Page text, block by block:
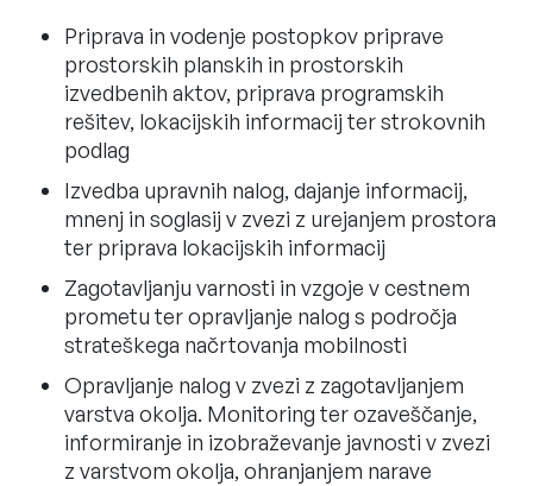
Priprava in vodenje postopkov priprave
prostorskih planskih in prostorskih
izvedbenih aktov, priprava programskih
rešitev, lokacijskih informacij ter strokovnih
podlag
Izvedba upravnih nalog, dajanje informacij,
mnenj in soglasij v zvezi z urejanjem prostora
ter priprava lokacijskih informacij
Zagotavljanju varnosti in vzgoje v cestnem
prometu ter opravljanje nalog s področja
strateškega načrtovanja mobilnosti
Opravljanje nalog v zvezi z zagotavljanjem
varstva okolja. Monitoring ter ozaveščanje,
informiranje in izobraževanje javnosti v zvezi
z varstvom okolja, ohranjanjem narave